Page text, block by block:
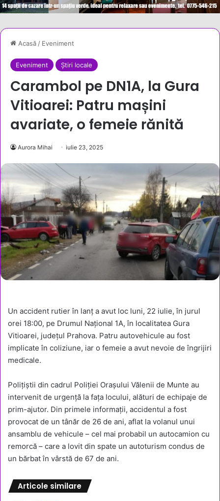
Acasă/ Eveniment
Eveniment Știri locale
Carambol pe DN1A, la Gura
Vitioarei: Patru mașini
avariate, o femeie rănită
Aurora Mihai iulie 23, 2025
Un accident rutier în lanț a avut loc luni, 22 iulie, în jurul
orei 18:00, pe Drumul Național 1A, în localitatea Gura
Vitioarei, județul Prahova. Patru autovehicule au fost
implicate în coliziune, iar o femeie a avut nevoie de îngrijiri
medicale.
Polițiștii din cadrul Poliției Orașului Vălenii de Munte au
intervenit de urgență la fața locului, alături de echipaje de
prim-ajutor. Din primele informații, accidentul a fost
provocat de un tânăr de 26 de ani, aflat la volanul unui
ansamblu de vehicule – cel mai probabil un autocamion cu
remorcă – care a lovit din spate un autoturism condus de
un bărbat în vârstă de 67 de ani.
Articole similare